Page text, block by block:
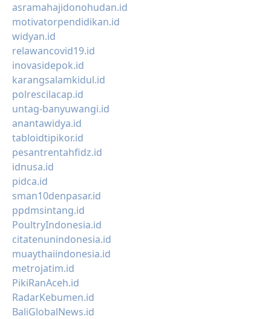
asramahajidonohudan.id
motivatorpendidikan.id
widyan.id
relawancovid19.id
inovasidepok.id
karangsalamkidul.id
polrescilacap.id
untag-banyuwangi.id
anantawidya.id
tabloidtipikor.id
pesantrentahfidz.id
idnusa.id
pidca.id
sman10denpasar.id
ppdmsintang.id
PoultryIndonesia.id
citatenunindonesia.id
muaythaiindonesia.id
metrojatim.id
PikiRanAceh.id
RadarKebumen.id
BaliGlobalNews.id